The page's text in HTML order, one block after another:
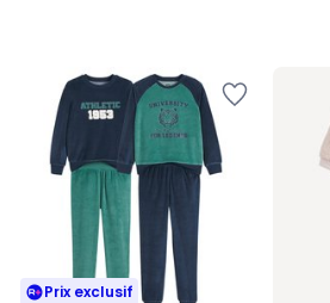
Prix exclusif